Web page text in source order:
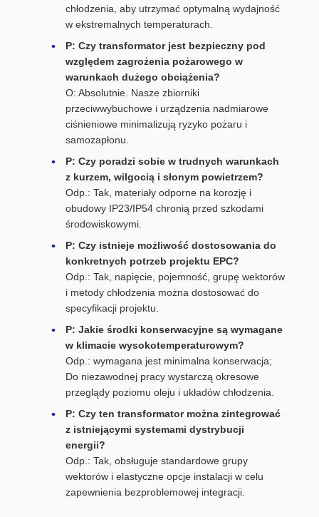
chłodzenia, aby utrzymać optymalną wydajność
w ekstremalnych temperaturach.
P: Czy transformator jest bezpieczny pod
względem zagrożenia pożarowego w
warunkach dużego obciążenia?
O: Absolutnie. Nasze zbiorniki
przeciwwybuchowe i urządzenia nadmiarowe
ciśnieniowe minimalizują ryzyko pożaru i
samozapłonu.
P: Czy poradzi sobie w trudnych warunkach
z kurzem, wilgocią i słonym powietrzem?
Odp.: Tak, materiały odporne na korozję i
obudowy IP23/IP54 chronią przed szkodami
środowiskowymi.
P: Czy istnieje możliwość dostosowania do
konkretnych potrzeb projektu EPC?
Odp.: Tak, napięcie, pojemność, grupę wektorów
i metody chłodzenia można dostosować do
specyfikacji projektu.
P: Jakie środki konserwacyjne są wymagane
w klimacie wysokotemperaturowym?
Odp.: wymagana jest minimalna konserwacja;
Do niezawodnej pracy wystarczą okresowe
przeglądy poziomu oleju i układów chłodzenia.
P: Czy ten transformator można zintegrować
z istniejącymi systemami dystrybucji
energii?
Odp.: Tak, obsługuje standardowe grupy
wektorów i elastyczne opcje instalacji w celu
zapewnienia bezproblemowej integracji.